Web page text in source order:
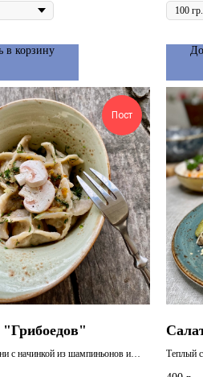
в корзину
Пост
с начинкой из шампиньонов и
Теплый